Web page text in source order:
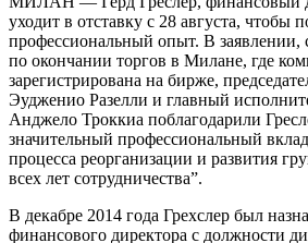
уходит в отставку с 28 августа, чтобы
профессиональный опыт. В заявлении,
по окончании торгов в Милане, где
зарегистрирована на бирже,
Эудженио Разелли и главный
Анджело Троккиа поблагодарили
значительный профессиональный
процесса реорганизации и развития
всех лет сотрудничества”.
В декабре 2014 года Грехслер был
финансового директора с должности